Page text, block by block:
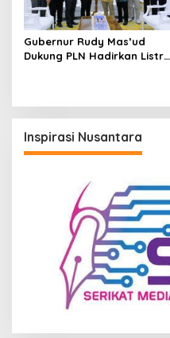
Gubernur Rudy Mas’ud
Dukung PLN Hadirkan Listrik
Inspirasi Nusantara